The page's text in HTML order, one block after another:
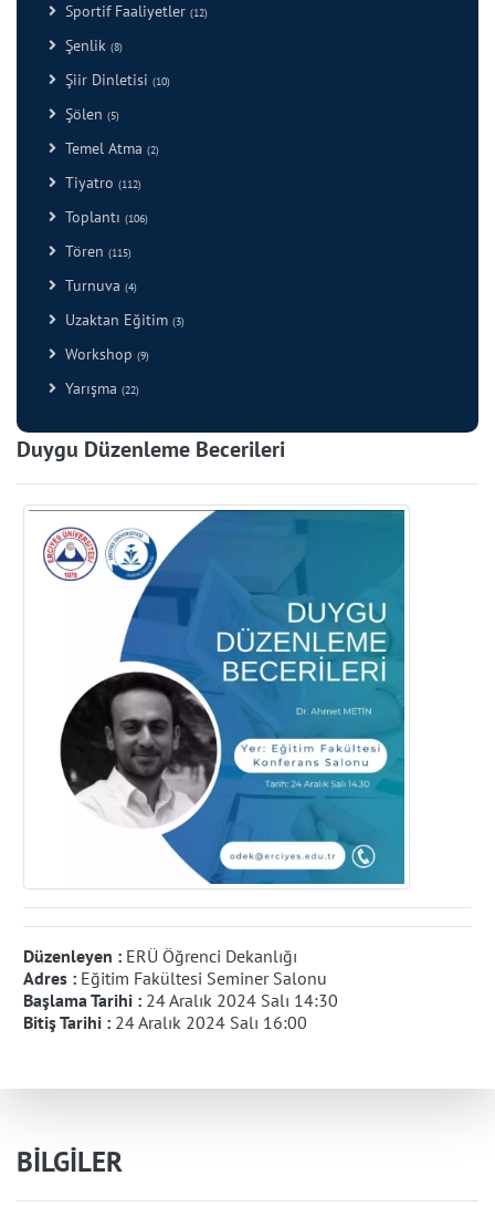
Sportif Faaliyetler (12)
Şenlik (8)
Şiir Dinletisi (10)
Şölen (5)
Temel Atma (2)
Tiyatro (112)
Toplantı (106)
Tören (115)
Turnuva (4)
Uzaktan Eğitim (3)
Workshop (9)
Yarışma (22)
Duygu Düzenleme Becerileri
Düzenleyen : ERÜ Öğrenci Dekanlığı
Adres : Eğitim Fakültesi Seminer Salonu
Başlama Tarihi : 24 Aralık 2024 Salı 14:30
Bitiş Tarihi : 24 Aralık 2024 Salı 16:00
BİLGİLER